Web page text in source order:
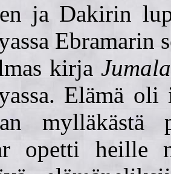
ja Dakirin
Ebramarin
kirja
Elämä oli
mylläkästä
opetti heille